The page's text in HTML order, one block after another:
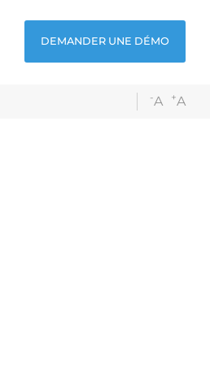
DEMANDER UNE DÉMO
-A +A